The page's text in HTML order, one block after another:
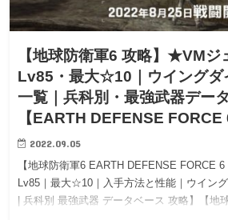
【地球防衛軍6 攻略】★VMジ
Lv85・最大☆10｜ウイングダ
一覧｜兵科別・最強武器デー
【EARTH DEFENSE FORCE
2022.09.05
【地球防衛軍6 EARTH DEFENSE FORCE
Lv85｜最大☆10｜入手方法と性能｜ウイン
| 兵科別 最強武器 データベース 攻略】【地